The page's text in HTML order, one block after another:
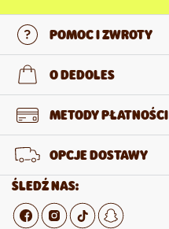
POMOC I ZWROTY
Skontaktuj się z nami
Zwroty i reklamacje
Odstąpienie od umowy
O DEDOLES
O nas
Sprzedaż hurtowa
METODY PŁATNOŚCI
OPCJE DOSTAWY
ŚLEDŹ NAS: